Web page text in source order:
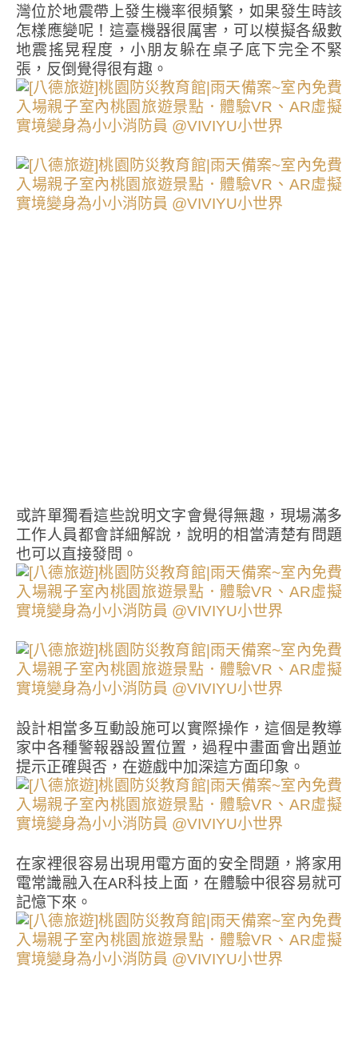
灣位於地震帶上發生機率很頻繁，如果發生時該
怎樣應變呢！這臺機器很厲害，可以模擬各級數
地震搖晃程度，小朋友躲在桌子底下完全不緊
張，反倒覺得很有趣。
或許單獨看這些說明文字會覺得無趣，現場滿多
工作人員都會詳細解說，說明的相當清楚有問題
也可以直接發問。
設計相當多互動設施可以實際操作，這個是教導
家中各種警報器設置位置，過程中畫面會出題並
提示正確與否，在遊戲中加深這方面印象。
在家裡很容易出現用電方面的安全問題，將家用
電常識融入在AR科技上面，在體驗中很容易就可
記憶下來。